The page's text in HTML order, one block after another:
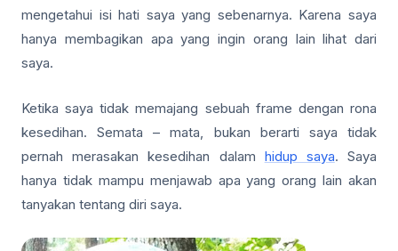
mengetahui isi hati saya yang sebenarnya. Karena saya
hanya membagikan apa yang ingin orang lain lihat dari
saya.
Ketika saya tidak memajang sebuah frame dengan rona
kesedihan. Semata – mata, bukan berarti saya tidak
pernah merasakan kesedihan dalam hidup saya. Saya
hanya tidak mampu menjawab apa yang orang lain akan
tanyakan tentang diri saya.